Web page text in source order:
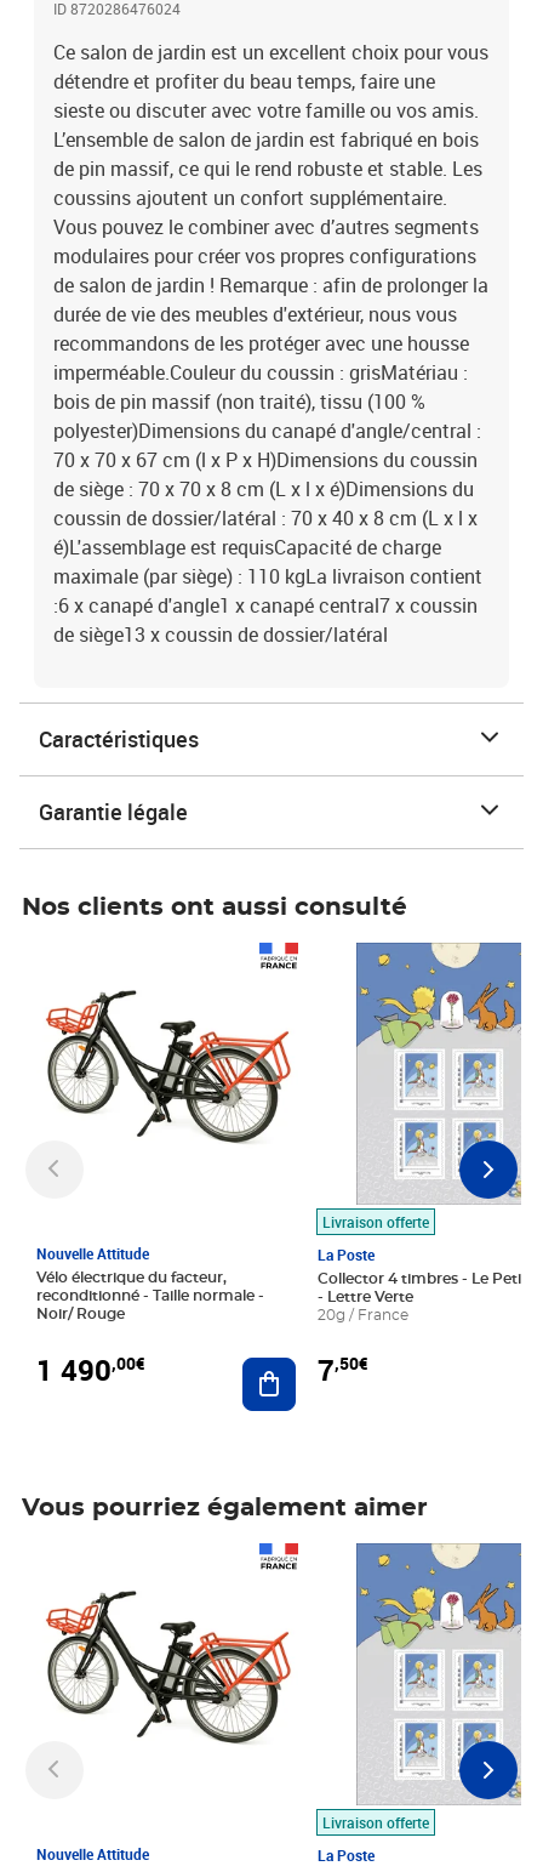
: 110 kgLa livraison contient :6 x canapé d'angle1 x canapé
central7 x coussin de siège13 x coussin de dossier/latéral
ID 8720286476024
Ce salon de jardin est un excellent choix pour vous
détendre et profiter du beau temps, faire une
sieste ou discuter avec votre famille ou vos amis.
L’ensemble de salon de jardin est fabriqué en bois
de pin massif, ce qui le rend robuste et stable. Les
coussins ajoutent un confort supplémentaire.
Vous pouvez le combiner avec d’autres segments
modulaires pour créer vos propres configurations
de salon de jardin ! Remarque : afin de prolonger la
durée de vie des meubles d'extérieur, nous vous
recommandons de les protéger avec une housse
imperméable.Couleur du coussin : grisMatériau :
bois de pin massif (non traité), tissu (100 %
polyester)Dimensions du canapé d'angle/central :
70 x 70 x 67 cm (l x P x H)Dimensions du coussin
de siège : 70 x 70 x 8 cm (L x l x é)Dimensions du
coussin de dossier/latéral : 70 x 40 x 8 cm (L x l x
é)L'assemblage est requisCapacité de charge
maximale (par siège) : 110 kgLa livraison contient
:6 x canapé d'angle1 x canapé central7 x coussin
de siège13 x coussin de dossier/latéral
Caractéristiques
Garantie légale
Nos clients ont aussi consulté
Nouvelle Attitude
Vélo électrique du facteur,
reconditionné - Taille normale -
Noir/ Rouge
1 490,00€ Ajouter au panier
Livraison offerte
La Poste
Collector 4 timbres - Le Petit
- Lettre Verte
20g / France
7,50€
Prix 7,50€
Vous pourriez également aimer
Nouvelle Attitude
Livraison offerte
La Poste
Prix 7,50€